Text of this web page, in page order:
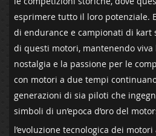
esprimere⁢ tutto ⁢il loro potenziale.
di endurance ​e campionati di kart
di questi motori,⁣ mantenendo⁤ viva
nostalgia e la passione per le‍
con motori a due tempi
generazioni ​di sia piloti che
simboli ⁢di un’epoca ⁤d’oro del
l’evoluzione tecnologica dei